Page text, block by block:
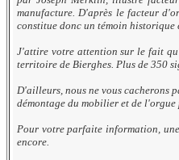
manufacture. D'après le facteur
constitue donc un témoin historique
J'attire votre attention sur le fait
territoire de Bierghes. Plus de 350
D'ailleurs, nous ne vous cacherons
démontage du mobilier et de l'orgue
Pour votre parfaite information,
encore.